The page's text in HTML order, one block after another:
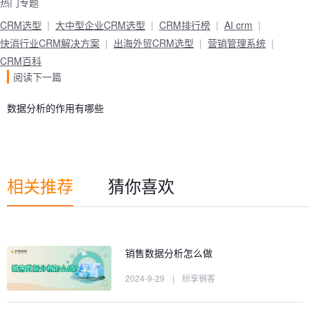
CRM选型
大中型企业CRM选型 CRM排行榜
AI crm
快消行业CRM解决方案
出海外贸CRM选型
营销管理系统
CRM百科
阅读下一篇
数据分析的作用有哪些
相关推荐 猜你喜欢
销售数据分析怎么做
2024-9-29 | 纷享销客